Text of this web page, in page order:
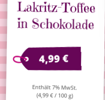
in Schokolade
4,99€
Enthält 7% MwSt.
(4,99€/ 100 g)